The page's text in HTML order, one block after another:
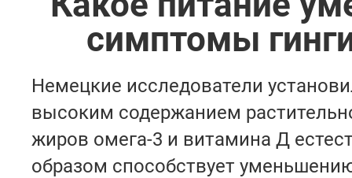
симптомы
Немецкие исследователи
высоким содержанием
жиров омега-3 и витамина Д
образом способствует